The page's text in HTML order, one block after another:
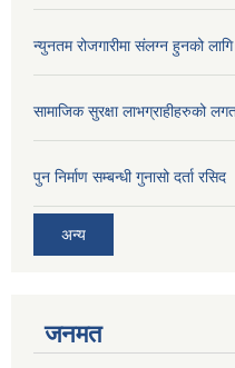
न्युनतम रोजगारीमा संलग्न हुनको
सामाजिक सुरक्षा लाभग्राहीहरुको
पुन निर्माण सम्बन्धी गुनासो दर्ता रसिद
अन्य
जनमत